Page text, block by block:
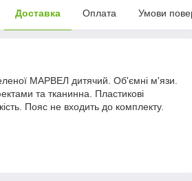
Доставка Оплата Умови
МАРВЕЛ дитячий. Об'ємні м'язи.
та тканинна. Пластикові
Пояс не входить до комплекту.